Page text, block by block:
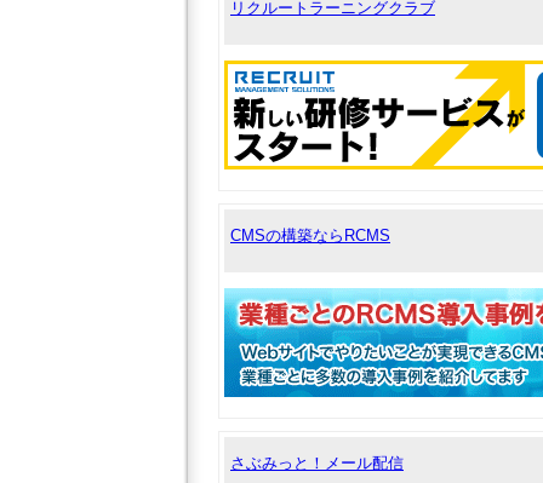
リクルートラーニングクラブ
CMSの構築ならRCMS
さぶみっと！メール配信